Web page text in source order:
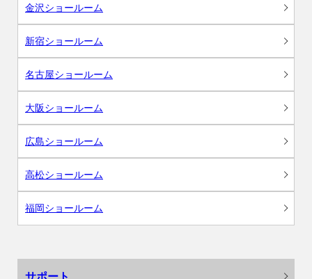
金沢ショールーム
新宿ショールーム
名古屋ショールーム
大阪ショールーム
広島ショールーム
高松ショールーム
福岡ショールーム
サポート